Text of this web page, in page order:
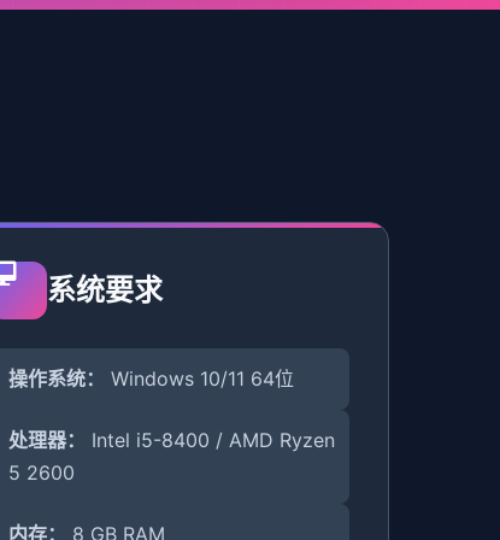
系统要求
操作系统： Windows 10/11 64位
处理器：
Intel i5-8400 / AMD Ryzen
5 2600
内存： 8 GB RAM